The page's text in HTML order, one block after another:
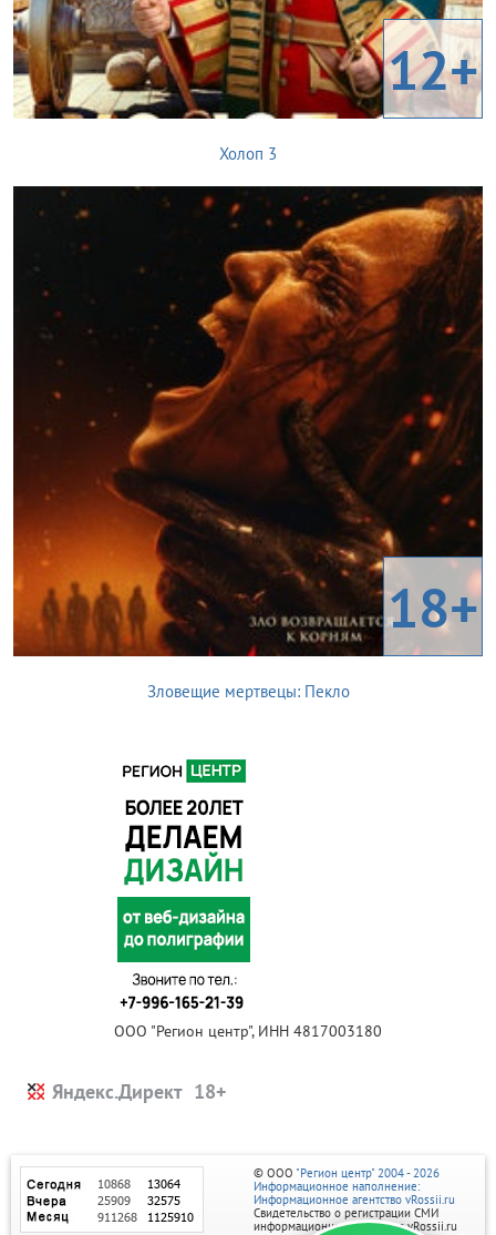
12+
Холоп 3
18+
Зловещие мертвецы: Пекло
ООО "Регион центр", ИНН 4817003180
Яндекс.Директ
© ООО "Регион центр" 2004 - 2026
Информационное наполнение:
Информационное агентство vRossii.ru
Свидетельство о регистрации СМИ
информационного агентства vRossii.ru